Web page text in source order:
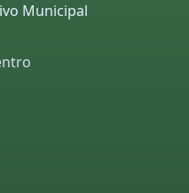
Municipal